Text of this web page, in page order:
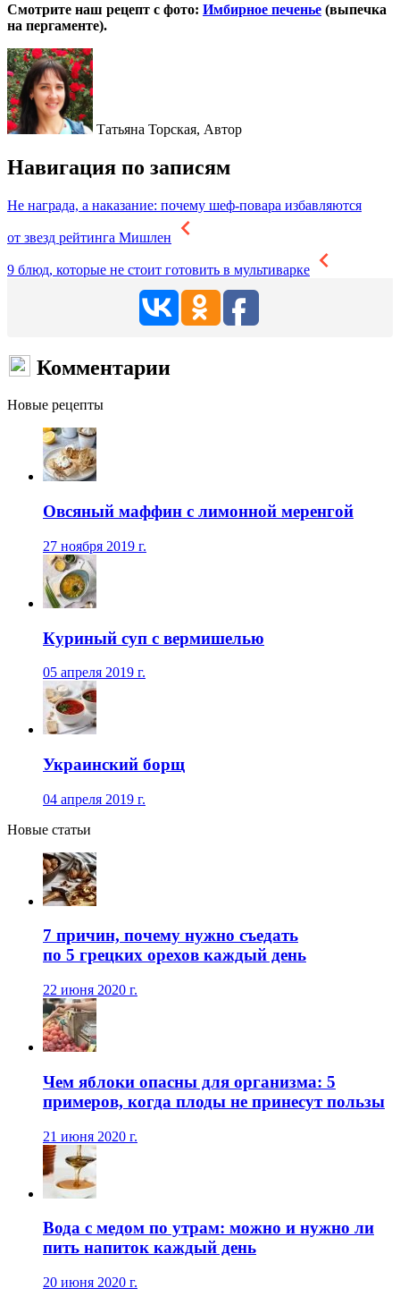
Смотрите наш рецепт с фото: Имбирное печенье (выпечка
на пергаменте).
Татьяна Торская, Автор
Навигация по записям
Не награда, а наказание: почему шеф-повара избавляются
от звезд рейтинга Мишлен
9 блюд, которые не стоит готовить в мультиварке
Комментарии
Новые рецепты
Овсяный маффин с лимонной меренгой
27 ноября 2019 г.
Куриный суп с вермишелью
05 апреля 2019 г.
Украинский борщ
04 апреля 2019 г.
Новые статьи
7 причин, почему нужно съедать
по 5 грецких орехов каждый день
22 июня 2020 г.
Чем яблоки опасны для организма: 5
примеров, когда плоды не принесут пользы
21 июня 2020 г.
Вода с медом по утрам: можно и нужно ли
пить напиток каждый день
20 июня 2020 г.